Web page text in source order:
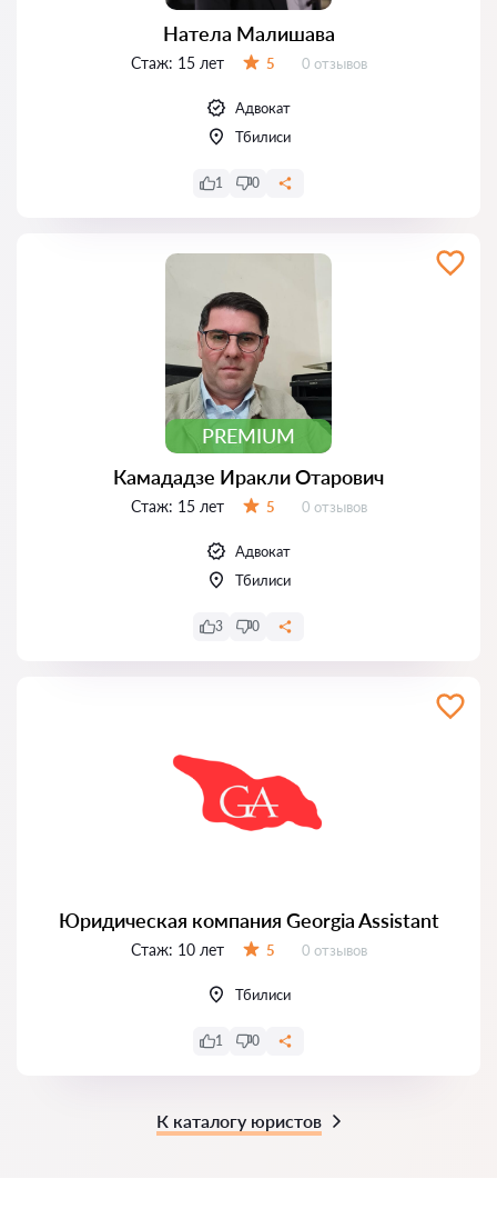
Натела Малишава
Стаж: 15 лет 5 Отзывов:
0 отзывов
Адвокат
Тбилиси
1 0
PREMIUM
Камададзе Иракли Отарович
Стаж: 15 лет 5 Отзывов:
0 отзывов
Адвокат
Тбилиси
3 0
Юридическая компания Georgia Assistant
Стаж: 10 лет 5 Отзывов:
0 отзывов
Тбилиси
1 0
К каталогу юристов